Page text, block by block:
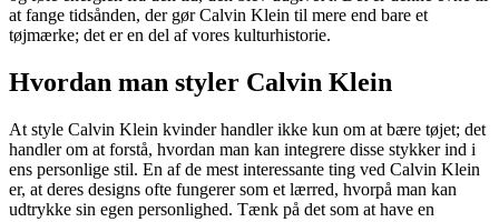
at fange tidsånden, der gør Calvin Klein til mere end bare et
tøjmærke; det er en del af vores kulturhistorie.
Hvordan man styler Calvin Klein
At style Calvin Klein kvinder handler ikke kun om at bære tøjet; det
handler om at forstå, hvordan man kan integrere disse stykker ind i
ens personlige stil. En af de mest interessante ting ved Calvin Klein
er, at deres designs ofte fungerer som et lærred, hvorpå man kan
udtrykke sin egen personlighed. Tænk på det som at have en